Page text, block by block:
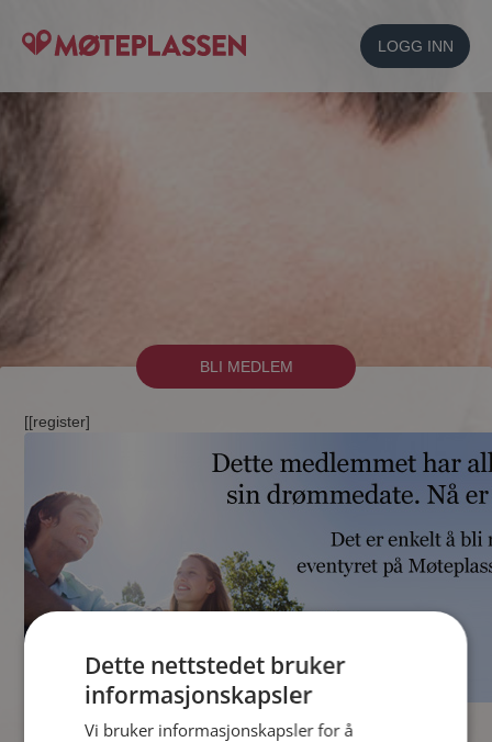
LOGG INN
BLI MEDLEM
[[register]
Dette nettstedet bruker
informasjonskapsler
Vi bruker informasjonskapsler for å